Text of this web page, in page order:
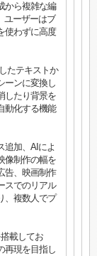
から複雑な編
ユーザーはブ
使わずに高度
たテキストか
ーンに変換し
したり背景を
動化する機能
追加、AIによ
像制作の幅を
告、映画制作
スでのリアル
、複数人でプ
載してお
再現を目指し